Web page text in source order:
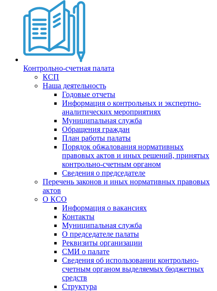
Контрольно-счетная палата
КСП
Наша деятельность
Годовые отчеты
Информация о контрольных и экспертно-
аналитических мероприятиях
Муниципальная служба
Обращения граждан
План работы палаты
Порядок обжалования нормативных
правовых актов и иных решений, принятых
контрольно-счетным органом
Сведения о председателе
Перечень законов и иных нормативных правовых
актов
О КСО
Информация о вакансиях
Контакты
Муниципальная служба
О председателе палаты
Реквизиты организации
СМИ о палате
Сведения об использовании контрольно-
счетным органом выделяемых бюджетных
средств
Структура